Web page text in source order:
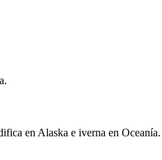
en Alaska e iverna en Oceanía.